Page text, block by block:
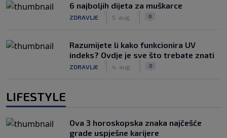
6 najboljih dijeta za muškarce
ZDRAVLJE 5. aug. 0
Razumijete li kako funkcionira UV
indeks? Ovdje je sve što trebate znati
ZDRAVLJE 4. aug. 0
LIFESTYLE
Ova 3 horoskopska znaka najčešće
grade uspješne karijere